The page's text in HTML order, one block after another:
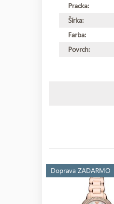
Pracka:
Šírka:
Farba:
Povrch:
Doprava ZADARMO